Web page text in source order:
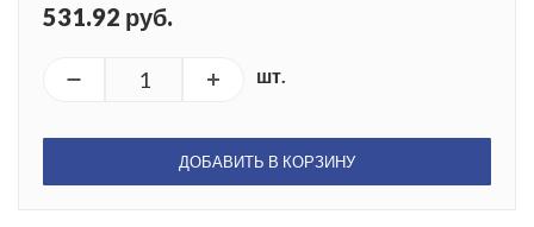
531.92 руб.
шт.
ДОБАВИТЬ В КОРЗИНУ